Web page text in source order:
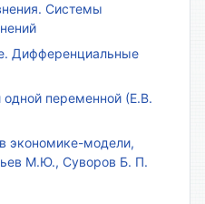
Системы
Дифференциальные
переменной (Е.В.
экономике-модели,
М.Ю., Суворов Б. П.